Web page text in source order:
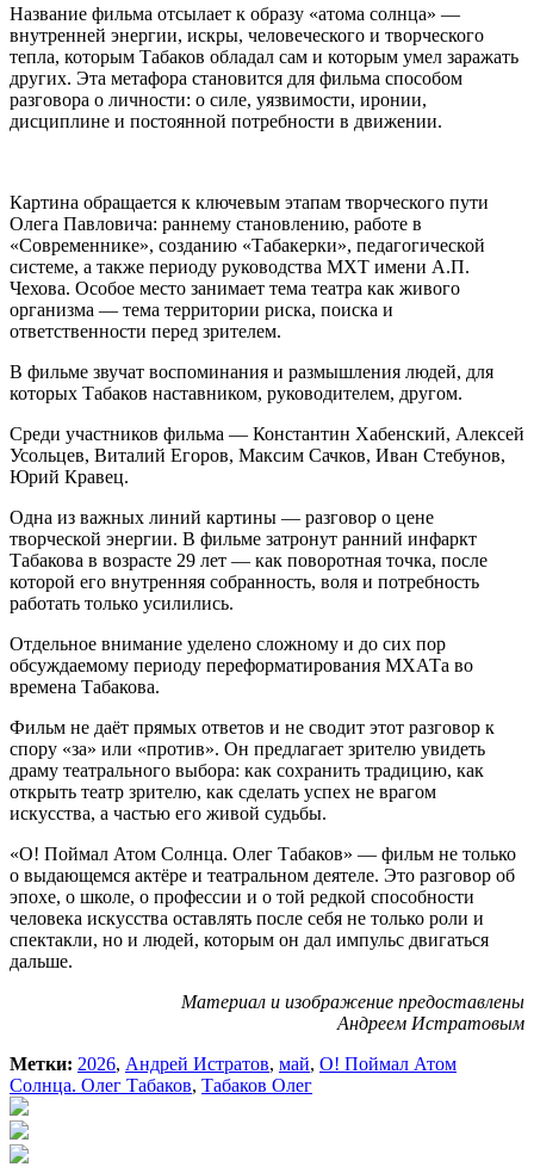
Название фильма отсылает к образу «атома солнца» —
внутренней энергии, искры, человеческого и творческого
тепла, которым Табаков обладал сам и которым умел заражать
других. Эта метафора становится для фильма способом
разговора о личности: о силе, уязвимости, иронии,
дисциплине и постоянной потребности в движении.
Картина обращается к ключевым этапам творческого пути
Олега Павловича: раннему становлению, работе в
«Современнике», созданию «Табакерки», педагогической
системе, а также периоду руководства МХТ имени А.П.
Чехова. Особое место занимает тема театра как живого
организма — тема территории риска, поиска и
ответственности перед зрителем.
В фильме звучат воспоминания и размышления людей, для
которых Табаков наставником, руководителем, другом.
Среди участников фильма — Константин Хабенский, Алексей
Усольцев, Виталий Егоров, Максим Сачков, Иван Стебунов,
Юрий Кравец.
Одна из важных линий картины — разговор о цене
творческой энергии. В фильме затронут ранний инфаркт
Табакова в возрасте 29 лет — как поворотная точка, после
которой его внутренняя собранность, воля и потребность
работать только усилились.
Отдельное внимание уделено сложному и до сих пор
обсуждаемому периоду переформатирования МХАТа во
времена Табакова.
Фильм не даёт прямых ответов и не сводит этот разговор к
спору «за» или «против». Он предлагает зрителю увидеть
драму театрального выбора: как сохранить традицию, как
открыть театр зрителю, как сделать успех не врагом
искусства, а частью его живой судьбы.
«О! Поймал Атом Солнца. Олег Табаков» — фильм не только
о выдающемся актёре и театральном деятеле. Это разговор об
эпохе, о школе, о профессии и о той редкой способности
человека искусства оставлять после себя не только роли и
спектакли, но и людей, которым он дал импульс двигаться
дальше.
Материал и изображение предоставлены
Андреем Истратовым
Метки: 2026, Андрей Истратов, май, О! Поймал Атом
Солнца. Олег Табаков, Табаков Олег